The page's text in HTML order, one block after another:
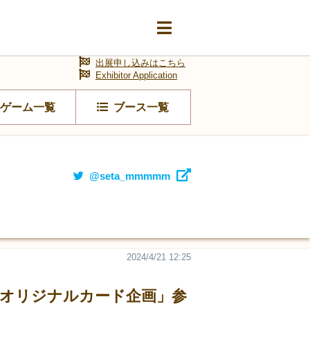
ゲーム一覧 ブース一覧
出展申し込みはこちら
Exhibitor Application
@seta_mmmmm
リジナルカード企画」参
2024/4/21 12:25